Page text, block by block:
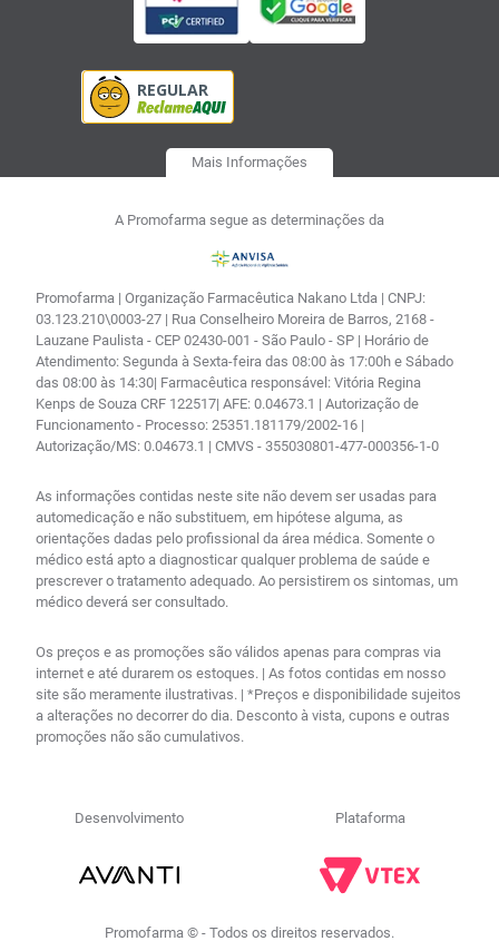
Mais Informações
A Promofarma segue as determinações da
Promofarma | Organização Farmacêutica Nakano Ltda | CNPJ:
03.123.210\0003-27 | Rua Conselheiro Moreira de Barros, 2168 -
Lauzane Paulista - CEP 02430-001 - São Paulo - SP | Horário de
Atendimento: Segunda à Sexta-feira das 08:00 às 17:00h e Sábado
das 08:00 às 14:30| Farmacêutica responsável: Vitória Regina
Kenps de Souza CRF 122517| AFE: 0.04673.1 | Autorização de
Funcionamento - Processo: 25351.181179/2002-16 |
Autorização/MS: 0.04673.1 | CMVS - 355030801-477-000356-1-0
As informações contidas neste site não devem ser usadas para
automedicação e não substituem, em hipótese alguma, as
orientações dadas pelo profissional da área médica. Somente o
médico está apto a diagnosticar qualquer problema de saúde e
prescrever o tratamento adequado. Ao persistirem os sintomas, um
médico deverá ser consultado.
Os preços e as promoções são válidos apenas para compras via
internet e até durarem os estoques. | As fotos contidas em nosso
site são meramente ilustrativas. | *Preços e disponibilidade sujeitos
a alterações no decorrer do dia. Desconto à vista, cupons e outras
promoções não são cumulativos.
Desenvolvimento Plataforma
Promofarma © - Todos os direitos reservados.